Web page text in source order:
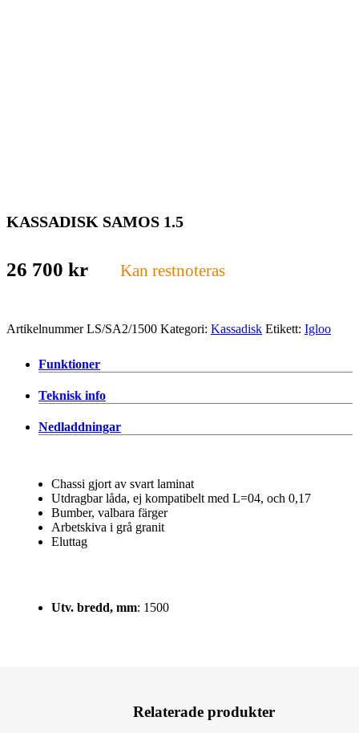
KASSADISK SAMOS 1.5
26 700 kr Kan restnoteras
ArtikelnummerLS/SA2/1500 Kategori: Kassadisk Etikett: Igloo
Funktioner
Teknisk info
Nedladdningar
Chassi gjort av svart laminat
Utdragbar låda, ej kompatibelt med L=04, och 0,17
Bumber, valbara färger
Arbetskiva i grå granit
Eluttag
Utv. bredd, mm: 1500
Relaterade produkter